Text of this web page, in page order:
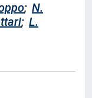
; N.
; L.